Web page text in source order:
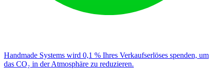
Handmade Systems wird 0,1 % Ihres Verkaufserlöses spenden, um
das CO₂ in der Atmosphäre zu reduzieren.